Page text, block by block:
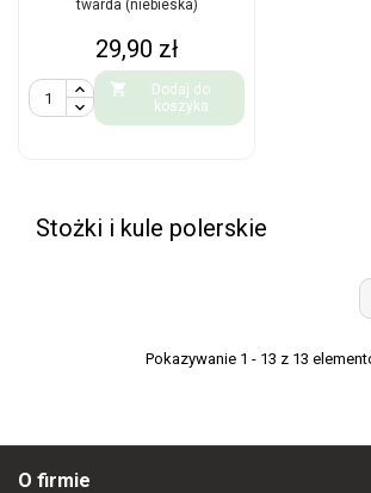
twarda (niebieska)
Cena
29,90 zł

Dodaj do
koszyka
Stożki i kule polerskie
Pokazywanie 1 - 13 z 13
O firmie